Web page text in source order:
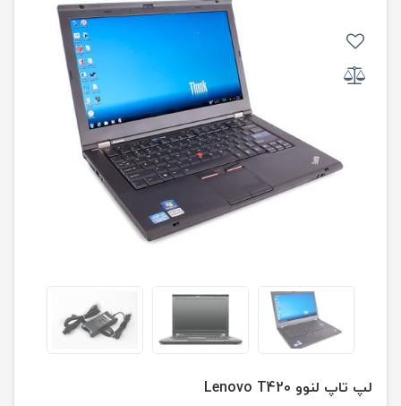
لپ تاپ لنوو Lenovo T420